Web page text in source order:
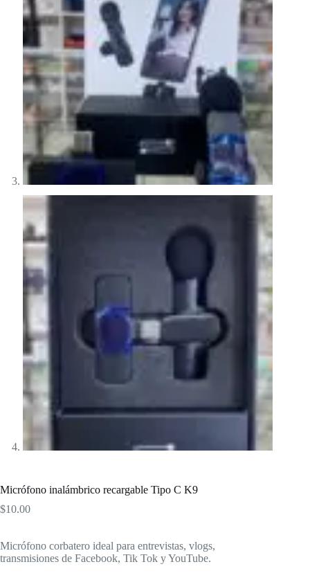
Micrófono inalámbrico recargable Tipo C K9
$10.00
Micrófono corbatero ideal para entrevistas, vlogs,
transmisiones de Facebook, Tik Tok y YouTube.